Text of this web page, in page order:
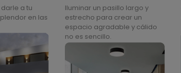
a tu
en las
Iluminar un pasillo largo y
estrecho para crear un
espacio agradable y cálido
no es sencillo.